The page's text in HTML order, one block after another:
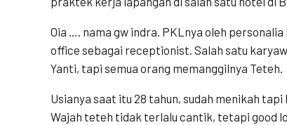
Oia …. nama gw indra. PKLnya oleh
office sebagai receptionist. Salah satu
Yanti, tapi semua orang memanggilnya Teteh.
Usianya saat itu 28 tahun, sudah menikah
Wajah teteh tidak terlalu cantik, tetapi good